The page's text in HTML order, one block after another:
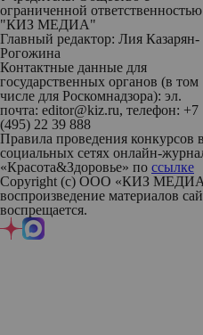
ограниченной ответственностью
"КИЗ МЕДИА"
Главный редактор: Лия Казарян-
Рогожина
Контактные данные для
государственных органов (в том
числе для Роскомнадзора): эл.
почта: editor@kiz.ru, телефон: +7
(495) 22 39 888
Правила проведения конкурсов в
социальных сетях онлайн-
«Красота&Здоровье» по ссылке
Copyright (с) ООО «КИЗ
воспроизведение материалов
воспрещается.